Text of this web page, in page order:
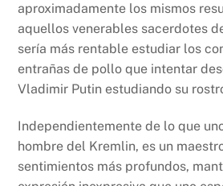
aproximadamente los mismos
aquellos venerables sacerdotes
sería más rentable estudiar los
entrañas de pollo que intentar
Vladimir Putin estudiando su
Independientemente de lo que
hombre del Kremlin, es un
sentimientos más profundos,